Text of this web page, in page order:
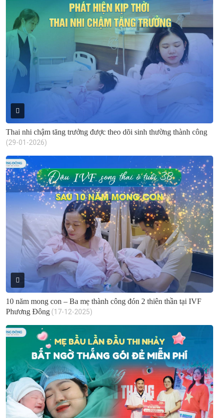
Thai nhi chậm tăng trưởng được theo dõi sinh thường thành công
(29-01-2026)
10 năm mong con – Ba mẹ thành công đón 2 thiên thần tại IVF
Phương Đông (17-12-2025)